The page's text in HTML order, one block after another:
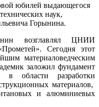
юбилей выдающегося
наук,
Горынина.
возглавлял ЦНИИ
Сегодня этот
материаловедческим
заложил фундамент
в области разработки
материалов,
и алюминиевых